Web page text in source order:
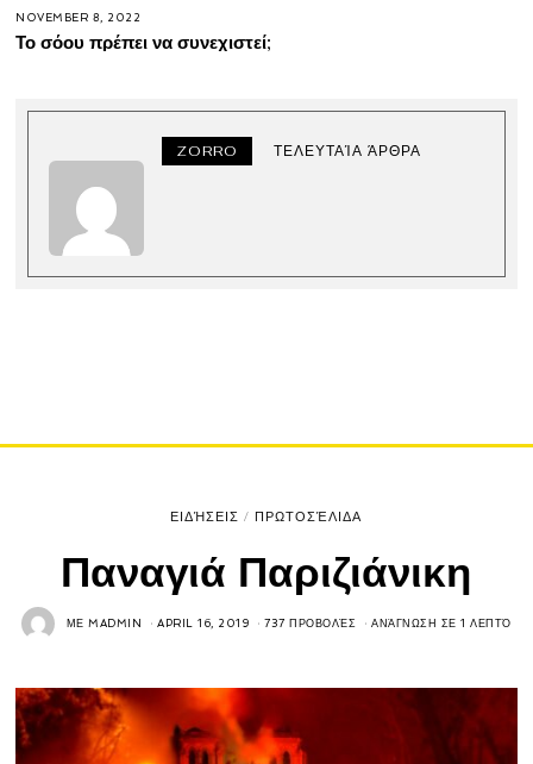
NOVEMBER 8, 2022
Το σόου πρέπει να συνεχιστεί;
ZORRO ΤΕΛΕΥΤΑΊΑ ΆΡΘΡΑ
ΕΙΔΉΣΕΙΣ / ΠΡΩΤΟΣΈΛΙΔΑ
Παναγιά Παριζιάνικη
ΜΕMADMIN APRIL 16, 2019 737 ΠΡΟΒΟΛΈΣ ΑΝΆΓΝΩΣΗ ΣΕ 1 ΛΕΠΤΌ